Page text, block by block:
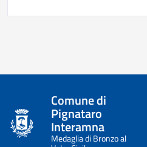
Comune di
Pignataro
Interamna
Medaglia di Bronzo al